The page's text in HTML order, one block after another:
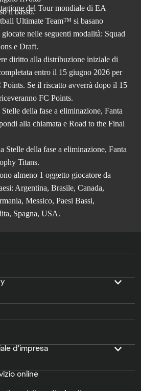
del Tour mondiale di EA
Ultimate Team™ si basano
nelle seguenti modalità: Squad
e Draft.
diritto alla distribuzione iniziale di
entro il 15 giugno 2026 per
Se il riscatto avverrà dopo il 15
FC Points.
della fase a eliminazione, Fanta
alla chiamata e Road to the Final
Stelle della fase a eliminazione, Fanta
Titans.
almeno 1 oggetto giocatore da
Argentina, Brasile, Canada,
Messico, Paesi Bassi,
Spagna, USA.
d'impresa
online